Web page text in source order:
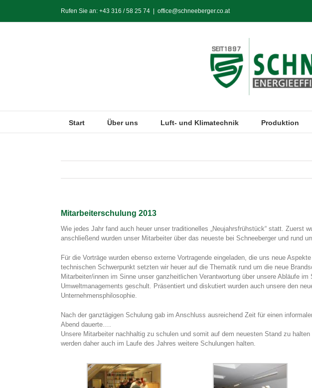
springen
Rufen Sie an: +43 316 / 58 25 74 office@schneeberger.co.at
Start Über uns Luft- und Klimatechnik Produktion
Mitarbeiterschulung 2013
Wie jedes Jahr fand auch heuer unser traditionelles „Neujahrsfrühstück“ statt. Zuerst
anschließend wurden unser Mitarbeiter über das neueste bei Schneeberger und rund
Für die Vorträge wurden ebenso externe Vortragende eingeladen, die uns neue
technischen Schwerpunkt setzten wir heuer auf die Thematik rund um die neue
Mitarbeiter/innen im Sinne unser ganzheitlichen Verantwortung über unsere Abläufe
Umweltmanagements geschult. Präsentiert und diskutiert wurden auch unsere den
Unternehmensphilosophie.
Nach der ganztägigen Schulung gab im Anschluss ausreichend Zeit für einen
Abend dauerte….
Unsere Mitarbeiter nachhaltig zu schulen und somit auf dem neuesten Stand zu
werden daher auch im Laufe des Jahres weitere Schulungen halten.